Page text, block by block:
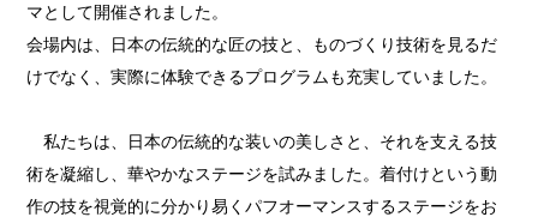
マとして開催されました。
会場内は、日本の伝統的な匠の技と、ものづくり技術を見るだ
けでなく、実際に体験できるプログラムも充実していました。
私たちは、日本の伝統的な装いの美しさと、それを支える技
術を凝縮し、華やかなステージを試みました。着付けという動
作の技を視覚的に分かり易くパフオーマンスするステージをお